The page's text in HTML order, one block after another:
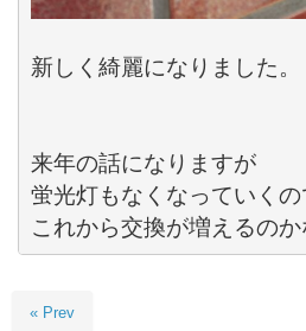
新しく綺麗になりました。
来年の話になりますが
蛍光灯もなくなっていくの
これから交換が増えるのか
« Prev